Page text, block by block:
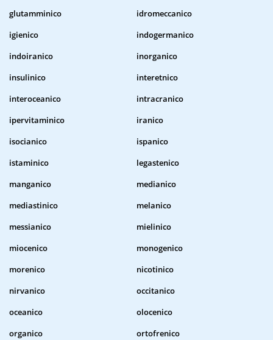
glutamminico
idromeccanico
igienico
indogermanico
indoiranico
inorganico
insulinico
interetnico
interoceanico
intracranico
ipervitaminico
iranico
isocianico
ispanico
istaminico
legastenico
manganico
medianico
mediastinico
melanico
messianico
mielinico
miocenico
monogenico
morenico
nicotinico
nirvanico
occitanico
oceanico
olocenico
organico
ortofrenico